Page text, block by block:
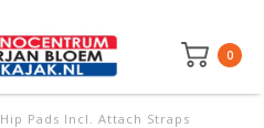
0
Pads Incl. Attach Straps